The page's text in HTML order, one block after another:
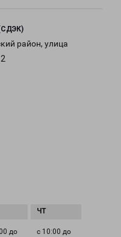
район, улица
до
с 10:00 до